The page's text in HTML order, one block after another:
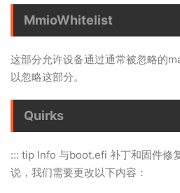
MmioWhitelist
这部分允许设备通过通常被忽略的
以忽略这部分。
Quirks
::: tip Info 与boot.efi 补丁和固件修
说，我们需要更改以下内容：